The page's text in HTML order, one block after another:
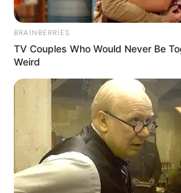
BRAINBERRIES
TV Couples Who Would Never Be
Weird